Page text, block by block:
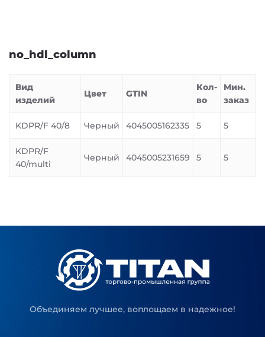
no_hdl_column
Вид
изделий
Цвет GTIN
Кол-
во
Мин.
заказ
KDPR/F 40/8 Черный 4045005162335 5 5
KDPR/F
40/multi
Черный 4045005231659 5 5
Объединяем лучшее, воплощаем в надежное!